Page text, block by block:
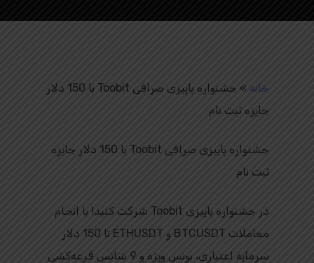
خانه »
جشنواره پاییزی صرافی Toobit با 150 دلار
جایزه ثبت نام
جشنواره پاییزی صرافی Toobit با 150 دلار جایزه
ثبت نام
در جشنواره پاییزی Toobit شرکت کنید! با انجام
معاملات BTCUSDT و ETHUSDT تا 150 دلار
سرمایه اعتباری، بونس ویژه و 9 شانس قرعه‌کشی